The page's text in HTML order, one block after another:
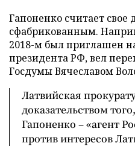
Гапоненко считает свое
сфабрикованным.
2018-м был приглашен
президента РФ, вел
Госдумы Вячеславом
Латвийская
доказательством
Гапоненко – «агент
против интересов